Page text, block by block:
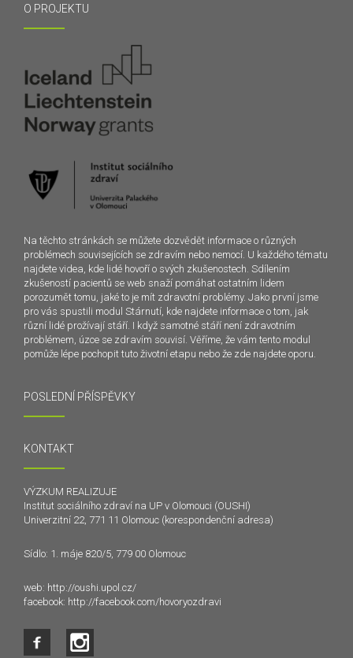
O PROJEKTU
Na těchto stránkách se můžete dozvědět informace o různých
problémech souvisejících se zdravím nebo nemocí. U každého tématu
najdete videa, kde lidé hovoří o svých zkušenostech. Sdílením
zkušeností pacientů se web snaží pomáhat ostatním lidem
porozumět tomu, jaké to je mít zdravotní problémy. Jako první jsme
pro vás spustili modul Stárnutí, kde najdete informace o tom, jak
různí lidé prožívají stáří. I když samotné stáří není zdravotním
problémem, úzce se zdravím souvisí. Věříme, že vám tento modul
pomůže lépe pochopit tuto životní etapu nebo že zde najdete oporu.
POSLEDNÍ PŘÍSPĚVKY
KONTAKT
VÝZKUM REALIZUJE
Institut sociálního zdraví na UP v Olomouci (OUSHI)
Univerzitní 22, 771 11 Olomouc (korespondenční adresa)
Sídlo: 1. máje 820/5, 779 00 Olomouc
web: http://oushi.upol.cz/
facebook: http://facebook.com/hovoryozdravi